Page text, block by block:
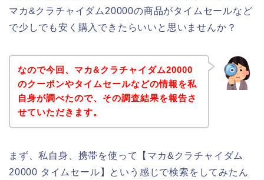
マカ&クラチャイダム20000の商品がタイムセールなど
で少しでも安く購入できたらいいと思いませんか？
なので今回、マカ&クラチャイダム20000
のクーポンやタイムセールなどの情報を私
自身が調べたので、その調査結果を報告さ
せていただきます。
まず、私自身、携帯を使って【マカ&クラチャイダム
20000 タイムセール】という感じで検索をしてみたん